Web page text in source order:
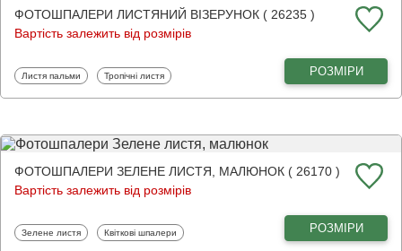
ФОТОШПАЛЕРИ ЛИСТЯНИЙ ВІЗЕРУНОК ( 26235 )
Вартість залежить від розмірів
Фотошпалери
Листя пальми Фотошпалери
Тропічні листя РОЗМІРИ
ФОТОШПАЛЕРИ ЗЕЛЕНЕ ЛИСТЯ, МАЛЮНОК ( 26170 )
Вартість залежить від розмірів
Фотошпалери
Зелене листя Фотошпалери
Квіткові шпалери РОЗМІРИ